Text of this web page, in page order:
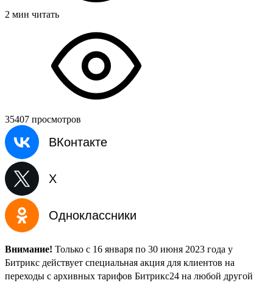
2 мин читать
35407 просмотров
ВКонтакте
X
Одноклассники
Внимание! Только с 16 января по 30 июня 2023 года у
Битрикс действует специальная акция для клиентов на
переходы с архивных тарифов Битрикс24 на любой другой